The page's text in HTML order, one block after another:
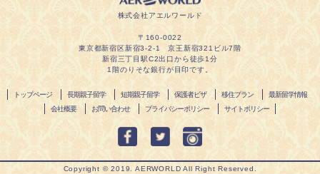
株式会社アエルワールド
〒160-0022
東京都新宿区新宿3-2-1 京王新宿321ビル7階
新宿三丁目駅C2出口から徒歩1分
1階のりそな銀行が目印です。
トップページ 長期親子留学 短期親子留学 保護者ビザ 移住プラン
最新留学情報
会社概要
お問い合わせ プライバシーポリシー サイトポリシー
Copyright ©︎ 2019. AERWORLD All Right Reserved.